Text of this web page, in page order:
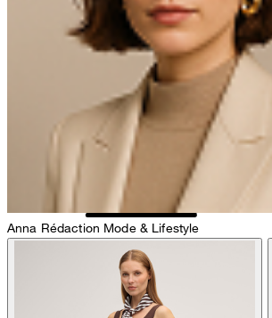
pas de séchage au séchoir
repassage à faible température
contact@strellson.com
Anna Rédaction Mode & Lifestyle